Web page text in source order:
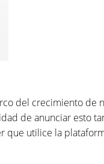
del crecimiento de
de anunciar esto
que utilice la